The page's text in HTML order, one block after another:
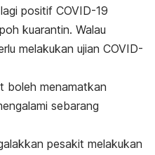
positif COVID-19
kuarantin. Walau
melakukan ujian COVID-
boleh menamatkan
sebarang
pesakit melakukan